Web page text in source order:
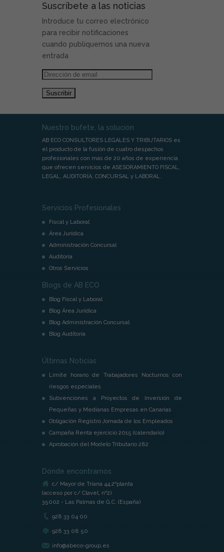
Suscríbete a las noticias
Introduce tu correo electrónico
para recibir notificaciones
cuando publiquemos una nueva
entrada
Dirección
email
Nuestro bufete, la solución
AB ECO CONSULTORES LEGALES Y TRIBUTARIOS es
el producto de la fusión de cuatro despachos
profesionales con más de 20 años de experiencia
que ofrecen servicios de ASESORAMIENTO FISCAL,
LEGAL, AUDITORÍA, CONCURSAL y LABORAL.
Servicios Profesionales
Fiscal y Laboral
Área Jurídica
Administración Concursal
Auditoría
Otros Servicios
Blogs de AB ECO
Blog Fiscal y Laboral
Blog Área Jurídica
Blog Administración Concursal
Blog Auditoría
Últimas Noticias
Límite horario de Trabajadores Nocturnos con
riesgos especiales
Subvenciones a Proyectos de Inversión de
Pequeñas y Medianas Empresas en Canarias
Obligación Registro Jornada de los Empleados
Campaña Renta ejercicio 2015 (calendario)
Aprobación del Modelo Tributario 282
Dónde encontrarnos
c/ Mayor de Triana 44,2ªplanta
(acceso por c/ Clavel, nº2)
35002 - Las Palmas de G.C. (España)
928 33 04 00
928 33 08 50
info@abeco-group.es